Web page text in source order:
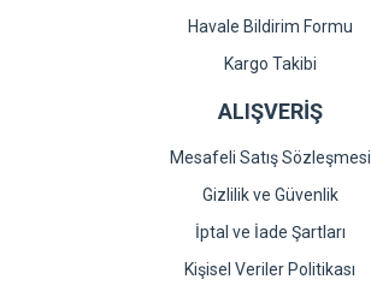
Havale Bildirim Formu
Kargo Takibi
ALIŞVERİŞ
Mesafeli Satış Sözleşmesi
Gizlilik ve Güvenlik
İptal ve İade Şartları
Kişisel Veriler Politikası